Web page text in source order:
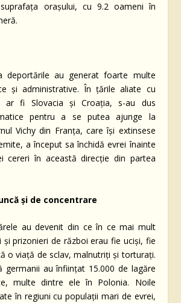
orașului, cu 9.2 oameni în
deportările au generat foarte multe
și administrative. În țările aliate cu
ar fi Slovacia și Croația, s-au dus
pentru a se putea ajunge la
Vichy din Franța, care își extinsese
a început sa închidă evrei înainte
cereri în această direcție din partea
şi de concentrare
au devenit din ce în ce mai mult
și prizonieri de război erau fie uciși, fie
o viață de sclav, malnutriți și torturați.
germanii au înființat 15.000 de lagăre
multe dintre ele în Polonia. Noile
în regiuni cu populații mari de evrei,